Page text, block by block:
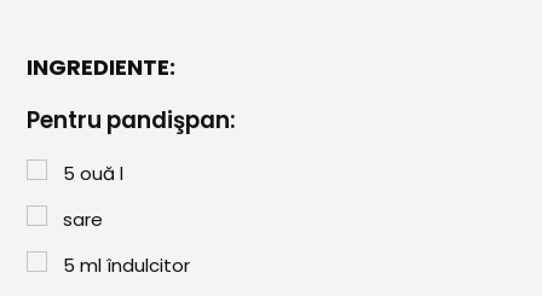
Garnituri
Pâine
Paste & Risotto
Patiserie
Aluaturi Dulci
INGREDIENTE:
Pentru pandişpan:
5 ouă l
sare
5 ml îndulcitor